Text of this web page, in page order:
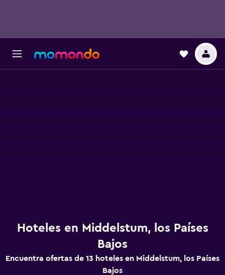
Hoteles en Middelstum, los Países
Bajos
Encuentra ofertas de 13 hoteles en Middelstum, los Países
Bajos